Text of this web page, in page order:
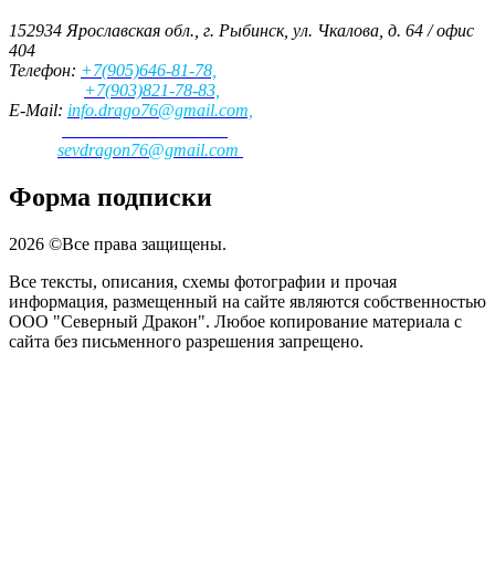
152934 Ярославская обл., г. Рыбинск, ул. Чкалова, д. 64 / офис
404
Телефон: +7(905)646-81-78,
+7(903)821-78-83,
E-Mail: info.drago76@gmail.com,
sevdragon76@gmail.com
Форма подписки
2026 ©Все права защищены.
Все тексты, описания, схемы фотографии и прочая
информация, размещенный на сайте являются собственностью
ООО "Северный Дракон". Любое копирование материала с
сайта без письменного разрешения запрещено.